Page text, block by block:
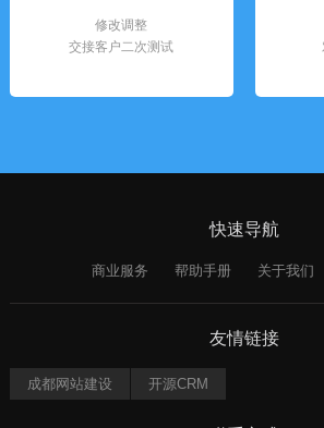
修改调整
交接客户二次测试
快速导航
商业服务 帮助手册 关于我们
友情链接
成都网站建设 开源CRM